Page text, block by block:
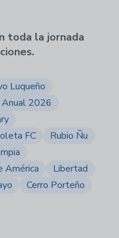
toda la jornada
Luqueño
2026
FC
Rubio Ñu
América
Libertad
Cerro Porteño